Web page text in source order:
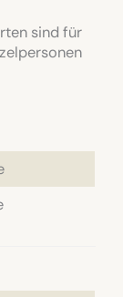
sind für